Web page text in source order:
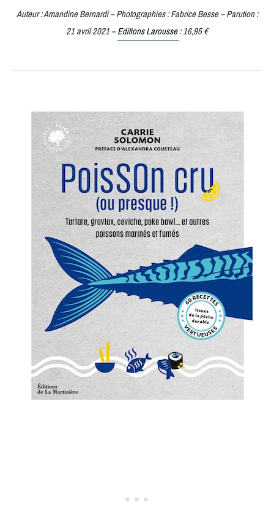
Auteur : Amandine Bernardi – Photographies : Fabrice Besse – Parution :
21 avril 2021 –Editions Larousse: 16,95 €